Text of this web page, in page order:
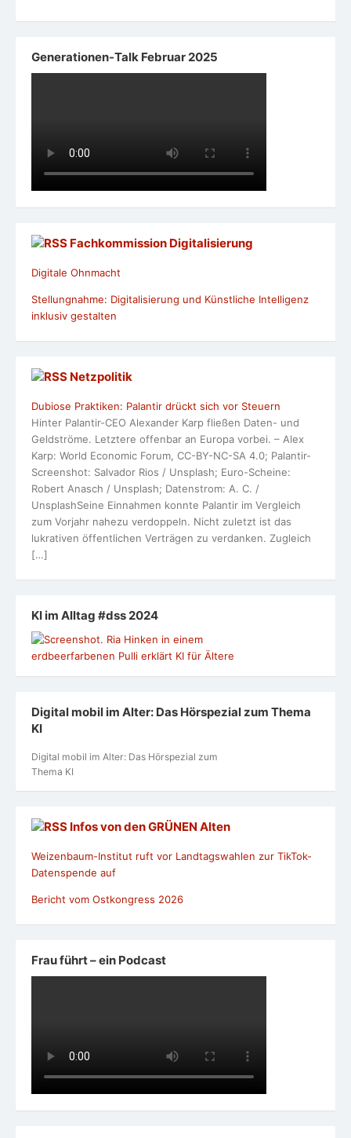
Generationen-Talk Februar 2025
Fachkommission Digitalisierung
Digitale Ohnmacht
Stellungnahme: Digitalisierung und Künstliche Intelligenz
inklusiv gestalten
Netzpolitik
Dubiose Praktiken: Palantir drückt sich vor Steuern
Hinter Palantir-CEO Alexander Karp fließen Daten- und
Geldströme. Letztere offenbar an Europa vorbei. – Alex
Karp: World Economic Forum, CC-BY-NC-SA 4.0; Palantir-
Screenshot: Salvador Rios / Unsplash; Euro-Scheine:
Robert Anasch / Unsplash; Datenstrom: A. C. /
UnsplashSeine Einnahmen konnte Palantir im Vergleich
zum Vorjahr nahezu verdoppeln. Nicht zuletzt ist das
lukrativen öffentlichen Verträgen zu verdanken. Zugleich
[…]
KI im Alltag #dss 2024
Digital mobil im Alter: Das Hörspezial zum Thema
KI
Digital mobil im Alter: Das Hörspezial zum
Thema KI
Infos von den GRÜNEN Alten
Weizenbaum-Institut ruft vor Landtagswahlen zur TikTok-
Datenspende auf
Bericht vom Ostkongress 2026
Frau führt – ein Podcast